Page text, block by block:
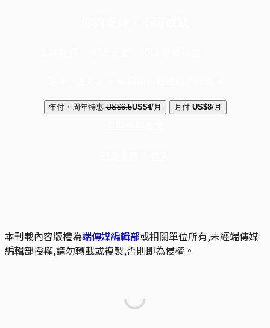
年付・周年特惠 US$6.5US$4/月 月付 US$8/月
本刊載內容版權為端傳媒編輯部或相關單位所有,未經端傳媒
編輯部授權,請勿轉載或複製,否則即為侵權。